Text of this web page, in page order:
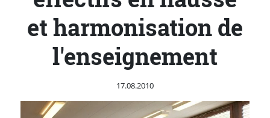
et harmonisation de
l'enseignement
Publié le
17.08.2010